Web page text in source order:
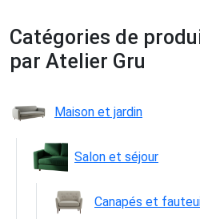
Catégories de
par Atelier Gru
Maison et jardin
Salon et séjour
Canapés et